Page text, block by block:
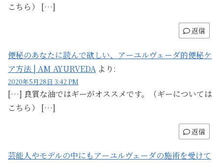
こちら） […]
返信
便秘のあなたに読んで欲しい、アーユルヴェーダ的便秘ケ
ア方法 | AM AYURVEDA より:
2020年5月28日 3:42 PM
[…] 良質な油ではギーがオススメです。（ギーについては
こちら） […]
返信
芸能人やモデルの中にもアーユルヴェーダの施術を受けて